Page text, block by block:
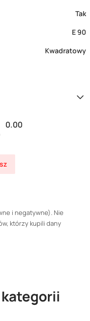
Tak
E 90
Kwadratowy
0.00
i negatywne). Nie
którzy kupili dany